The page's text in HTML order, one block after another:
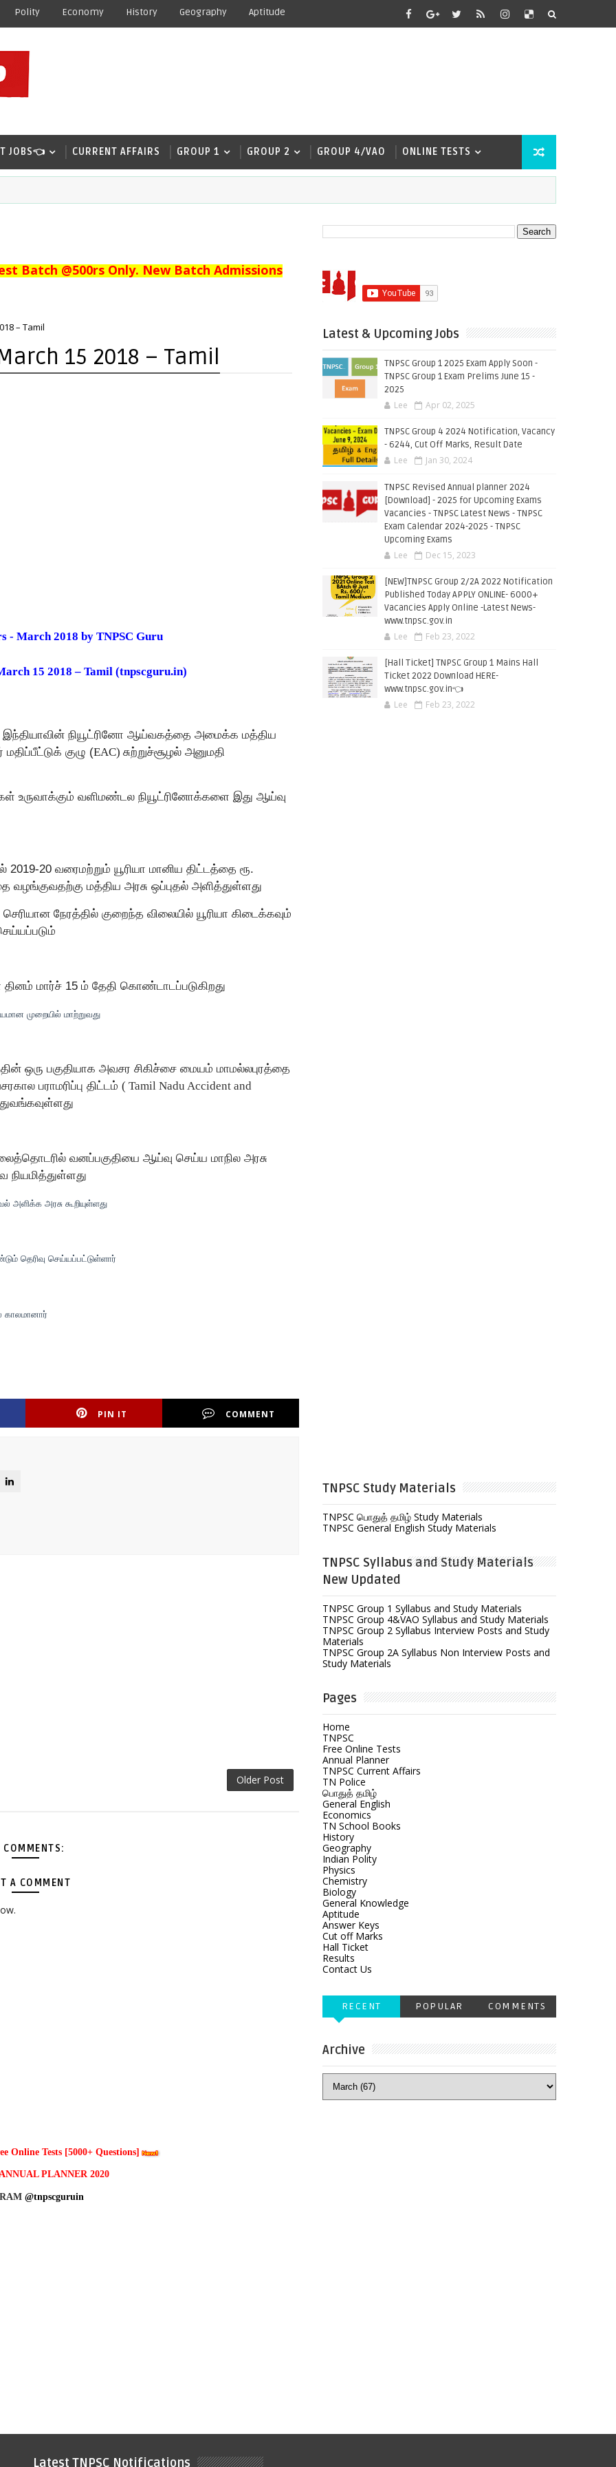
Polity Economy History Geography Aptitude
JOBS👈 CURRENT AFFAIRS GROUP 1 GROUP 2 GROUP 4/VAO ONLINE TESTS
Batch @500rs Only. New Batch Admissions
– Tamil
15 2018 – Tamil
- March 2018 by TNPSC Guru
15 2018 – Tamil (tnpscguru.in)
இந்தியாவின் நியூட்ரினோ ஆய்வகத்தை அமைக்க மத்திய
குழு (EAC) சுற்றுச்சூழல் அனுமதி
உருவாக்கும் வளிமண்டல நியூட்ரினோக்களை இது ஆய்வு
2019-20 வரைமற்றும் யூரியா மானிய திட்டத்தை ரூ.
வழங்குவதற்கு மத்திய அரசு ஒப்புதல் அளித்துள்ளது
நேரத்தில் குறைந்த விலையில் யூரியா கிடைக்கவும்
மார்ச் 15 ம் தேதி கொண்டாடப்படுகிறது
முறையில் மாற்றுவது
ஒரு பகுதியாக அவசர சிகிச்சை மையம் மாமல்லபுரத்தை
பராமரிப்பு திட்டம் ( Tamil Nadu Accident and
துவங்கவுள்ளது
வனப்பகுதியை ஆய்வு செய்ய மாநில அரசு
நியமித்துள்ளது
அளிக்க அரசு கூறியுள்ளது
தெரிவு செய்யப்பட்டுள்ளார்
காலமானார்
PIN IT COMMENT
Older Post
COMMENTS:
A COMMENT
Online Tests [5000+ Questions]
PLANNER 2020
@tnpscguruin
Latest & Upcoming Jobs
TNPSC Group 1 2025 Exam Apply Soon -
TNPSC Group 1 Exam Prelims June 15 -
2025
Lee Apr 02, 2025
TNPSC Group 4 2024 Notification, Vacancy
- 6244, Cut Off Marks, Result Date
Lee Jan 30, 2024
TNPSC Revised Annual planner 2024
[Download] - 2025 for Upcoming Exams
Vacancies - TNPSC Latest News - TNPSC
Exam Calendar 2024-2025 - TNPSC
Upcoming Exams
Lee Dec 15, 2023
[NEW]TNPSC Group 2/2A 2022 Notification
Published Today APPLY ONLINE- 6000+
Vacancies Apply Online -Latest News-
www.tnpsc.gov.in
Lee Feb 23, 2022
[Hall Ticket] TNPSC Group 1 Mains Hall
Ticket 2022 Download HERE-
www.tnpsc.gov.in👈
Lee Feb 23, 2022
TNPSC Study Materials
TNPSC பொதுத் தமிழ் Study Materials
TNPSC General English Study Materials
TNPSC Syllabus and Study Materials
New Updated
TNPSC Group 1 Syllabus and Study Materials
TNPSC Group 4&VAO Syllabus and Study Materials
TNPSC Group 2 Syllabus Interview Posts and Study
Materials
TNPSC Group 2A Syllabus Non Interview Posts and
Study Materials
Pages
Home
TNPSC
Free Online Tests
Annual Planner
TNPSC Current Affairs
TN Police
பொதுத் தமிழ்
General English
Economics
TN School Books
History
Geography
Indian Polity
Physics
Chemistry
Biology
General Knowledge
Aptitude
Answer Keys
Cut off Marks
Hall Ticket
Results
Contact Us
RECENT POPULAR COMMENTS
Archive
Latest TNPSC Notifications